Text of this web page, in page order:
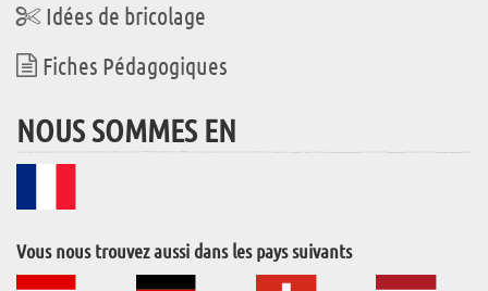
Idées de bricolage
Fiches Pédagogiques
NOUS SOMMES EN
Vous nous trouvez aussi dans les pays suivants